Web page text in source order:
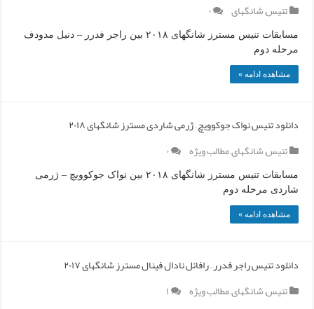
تنیس,شانگهای ۰
مسابقات تنیس مسترز شانگهای ۲۰۱۸ بین راجر فدرر – دنیل مدودف
مرحله دوم
مشاهده ادامه »
دانلود تنیس نواک جوکوویچ – ژرمی شاردی مسترز شانگهای ۲۰۱۸
تنیس,شانگهای,مطالب ویژه ۰
مسابقات تنیس مسترز شانگهای ۲۰۱۸ بین نواک جوکوویچ – ژرمی
شاردی مرحله دوم
مشاهده ادامه »
دانلود تنیس راجر فدرر – رافائل نادال فینال مسترز شانگهای ۲۰۱۷
تنیس,شانگهای,مطالب ویژه ۱